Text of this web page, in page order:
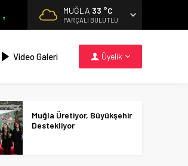
MUĞLA 33 °C
PARÇALI BULUTLU
Video Galeri Üyelik
Muğla Üretiyor, Büyükşehir
Destekliyor